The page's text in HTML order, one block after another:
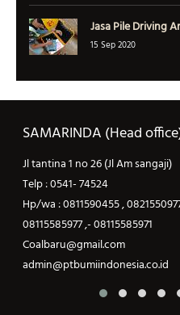
Jasa Pile Driving
15 Sep 2020
SAMARINDA (konsultan
Jl tantina 1 no 26 (Jl Am sangaji)
Telp : 0541- 74524
Hp/wa : 0811590455 ,
08115585977 ,- 08115585971
Coalbaru@gmail.com
admin@ptbumiindonesia.co.id